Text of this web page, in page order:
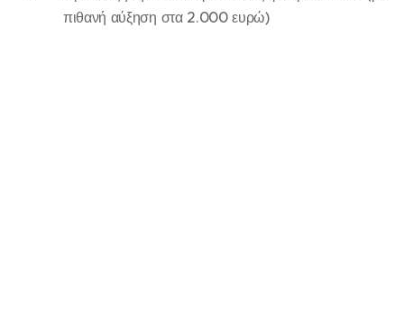
πιθανή αύξηση στα 2.000 ευρώ)